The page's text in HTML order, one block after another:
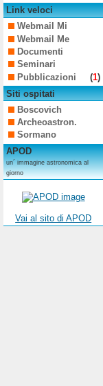
Link veloci
Webmail Mi
Webmail Me
Documenti
Seminari
Pubblicazioni
(1)
Siti ospitati
Boscovich
Archeoastron.
Sormano
APOD
un´ immagine astronomica al
giorno
Vai al sito di APOD